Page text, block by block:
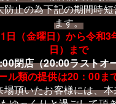
防止の為下記の期間時
ます。
日（金曜日）から令和3
日）まで
閉店（20:00ラストオ
ル類の提供は20：00ま
場頂いたお客様には、